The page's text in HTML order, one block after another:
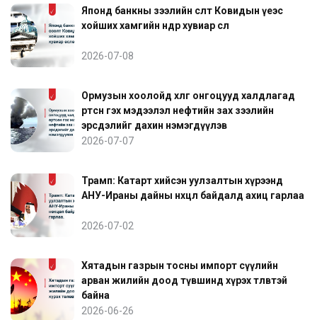
Японд банкны зээлийн өсөлт Ковидын үеэс
хойших хамгийн өндөр хувиар өслөө
2026-07-08
Ормузын хоолойд хөлөг онгоцууд халдлагад
өртсөн гэх мэдээлэл нефтийн зах зээлийн
эрсдэлийг дахин нэмэгдүүлэв
2026-07-07
Трамп: Катарт хийсэн уулзалтын хүрээнд
АНУ-Ираны дайны нөхцөл байдалд ахиц гарлаа
2026-07-02
Хятадын газрын тосны импорт сүүлийн
арван жилийн доод түвшинд хүрэх төлөвтэй
байна
2026-06-26